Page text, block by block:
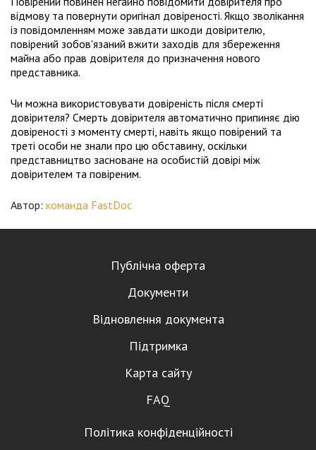
відмову та повернути оригінал довіреності. Якщо зволікання
із повідомленням може завдати шкоди довірителю,
повірений зобов'язаний вжити заходів для збереження
майна або прав довірителя до призначення нового
представника.
Чи можна використовувати довіреність після смерті
довірителя? Смерть довірителя автоматично припиняє дію
довіреності з моменту смерті, навіть якщо повірений та
треті особи не знали про цю обставину, оскільки
представництво засноване на особистій довірі між
довірителем та повіреним.
Автор: команда FastDoc
Публічна оферта
Документи
Відновлення документа
Підтримка
Карта сайту
FAQ
Політика конфіденційності